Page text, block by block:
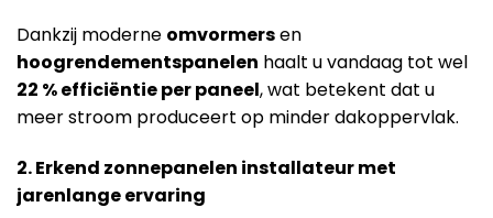
Dankzij moderne omvormersen
hoogrendementspanelen haalt u vandaag tot wel
22 % efficiëntie per paneel, wat betekent dat u
meer stroom produceert op minder dakoppervlak.
2. Erkend zonnepanelen installateur met
jarenlange ervaring